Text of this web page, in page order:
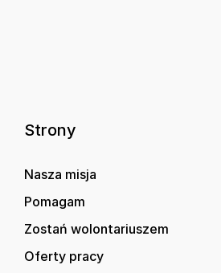
Strony
Nasza misja
Pomagam
Zostań wolontariuszem
Oferty pracy